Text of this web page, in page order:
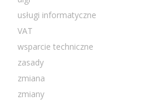
usługi informatyczne
VAT
wsparcie techniczne
zasady
zmiana
zmiany